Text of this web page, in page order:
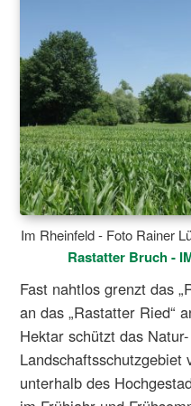
Im Rheinfeld - Foto Rainer
Rastatter Bruch -
Fast nahtlos grenzt das
an das „Rastatter Ried“
Hektar schützt das
unterhalb des